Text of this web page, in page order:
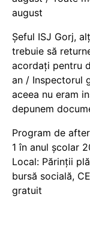
august
Șeful ISJ Gorj,
trebuie să
acordați pentru
an / Inspectorul
aceea nu eram
depunem
Program de
1 în anul școlar
Local: Părinții
bursă socială,
gratuit